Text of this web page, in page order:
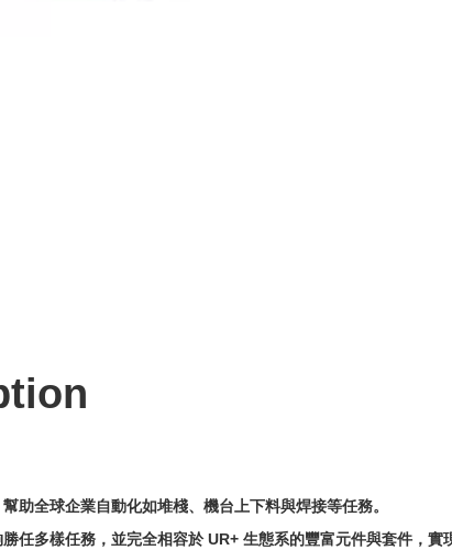
助全球企業自動化如堆棧、機台上下料與焊接等任務。
任多樣任務，並完全相容於 UR+ 生態系的豐富元件與套件，